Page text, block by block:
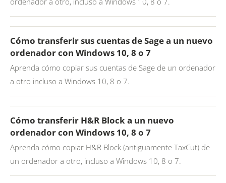
Cómo transferir sus cuentas de Sage a un nuevo
ordenador con Windows 10, 8 o 7
Aprenda cómo copiar sus cuentas de Sage de un ordenador
a otro incluso a Windows 10, 8 o 7.
Cómo transferir H&R Block a un nuevo
ordenador con Windows 10, 8 o 7
Aprenda cómo copiar H&R Block (antiguamente TaxCut) de
un ordenador a otro, incluso a Windows 10, 8 o 7.